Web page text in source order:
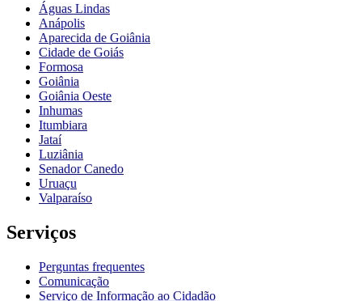
Águas Lindas
Anápolis
Aparecida de Goiânia
Cidade de Goiás
Formosa
Goiânia
Goiânia Oeste
Inhumas
Itumbiara
Jataí
Luziânia
Senador Canedo
Uruaçu
Valparaíso
Serviços
Perguntas frequentes
Comunicação
Serviço de Informação ao Cidadão